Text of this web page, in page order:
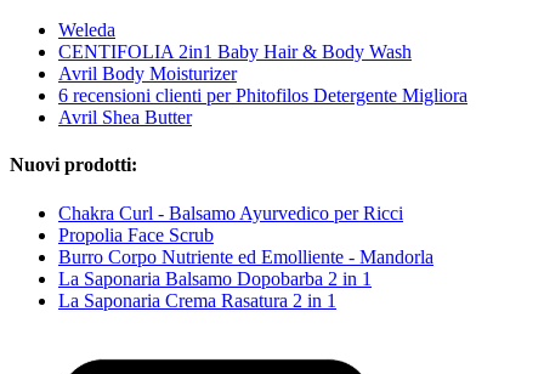
Weleda
CENTIFOLIA 2in1 Baby Hair & Body Wash
Avril Body Moisturizer
6 recensioni clienti per Phitofilos Detergente Migliora
Avril Shea Butter
Nuovi prodotti:
Chakra Curl - Balsamo Ayurvedico per Ricci
Propolia Face Scrub
Burro Corpo Nutriente ed Emolliente - Mandorla
La Saponaria Balsamo Dopobarba 2 in 1
La Saponaria Crema Rasatura 2 in 1